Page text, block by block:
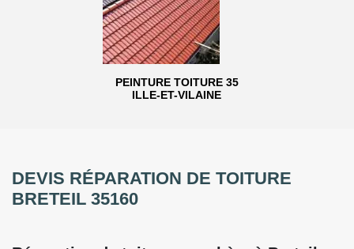
PEINTURE TOITURE 35
ILLE-ET-VILAINE
DEVIS RÉPARATION DE TOITURE
BRETEIL 35160